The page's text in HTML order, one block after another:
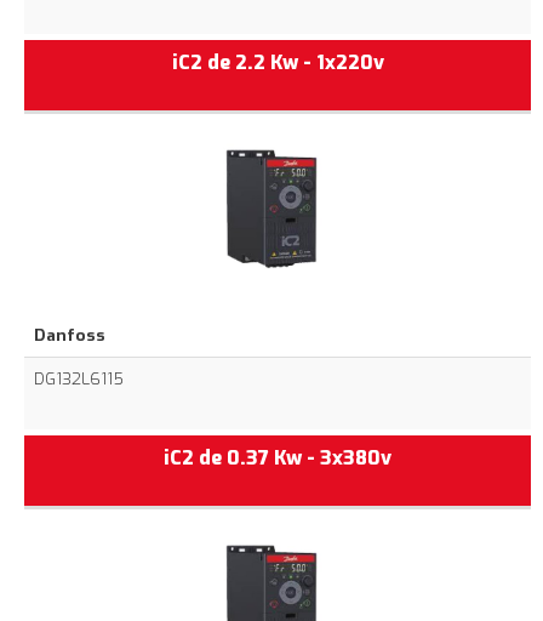
iC2 de 2.2 Kw - 1x220v
Danfoss
DG132L6115
iC2 de 0.37 Kw - 3x380v